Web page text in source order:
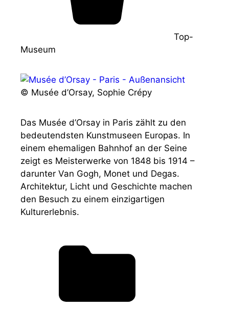
Top-
Museum
© Musée d’Orsay, Sophie Crépy
Das Musée d’Orsay in Paris zählt zu den
bedeutendsten Kunstmuseen Europas. In
einem ehemaligen Bahnhof an der Seine
zeigt es Meisterwerke von 1848 bis 1914 –
darunter Van Gogh, Monet und Degas.
Architektur, Licht und Geschichte machen
den Besuch zu einem einzigartigen
Kulturerlebnis.